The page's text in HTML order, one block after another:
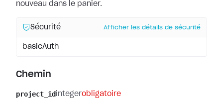
nouveau dans le panier.
Sécurité Afficher les détails de sécurité
basicAuth
Chemin
project_id integerobligatoire